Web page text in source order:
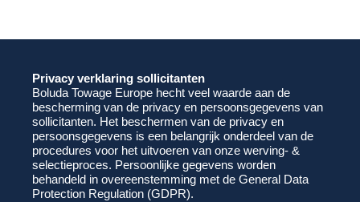
Privacy verklaring sollicitanten
Boluda Towage Europe hecht veel waarde aan de
bescherming van de privacy en persoonsgegevens van
sollicitanten. Het beschermen van de privacy en
persoonsgegevens is een belangrijk onderdeel van de
procedures voor het uitvoeren van onze werving- &
selectieproces. Persoonlijke gegevens worden
behandeld in overeenstemming met de General Data
Protection Regulation (GDPR).